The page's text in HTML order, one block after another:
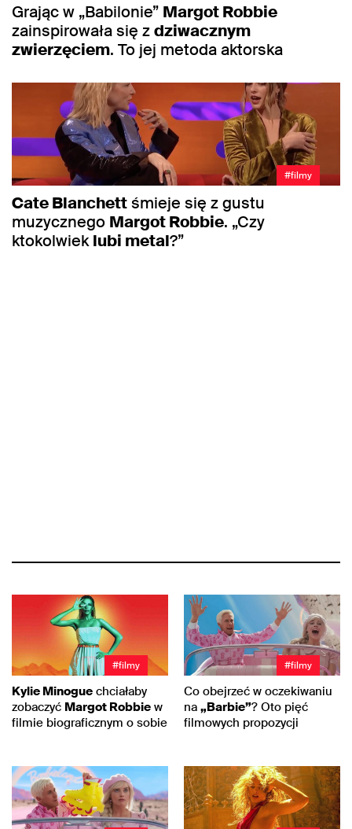
Grając w „Babilonie” Margot Robbie
zainspirowała się zdziwacznym
zwierzęciem. To jej metoda aktorska
#filmy
Cate Blanchettśmieje się z gustu
muzycznego Margot Robbie. „Czy
ktokolwieklubi metal?”
#filmy
Kylie Minogue chciałaby
zobaczyć Margot Robbie w
filmie biograficznym o sobie
#filmy
Co obejrzeć w oczekiwaniu
na „Barbie”? Oto pięć
filmowych propozycji